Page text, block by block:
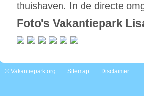
thuishaven. In de directe
Foto's Vakantiepark
© Vakantiepark.org Sitemap Disclaimer